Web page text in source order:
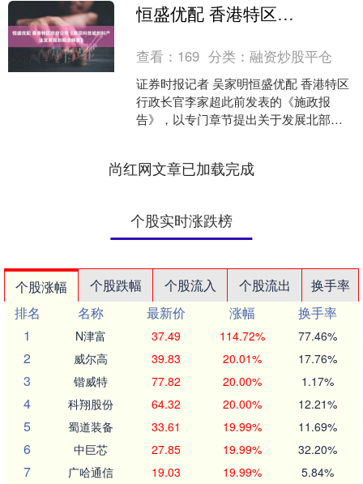
恒盛优配 香港特区政府公布《新田科技城创科产业发展规划概念纲要》
查看： 169 分类：融资炒股平仓
证券时报记者 吴家明恒盛优配 香港特区
行政长官李家超此前发表的《施政报
告》，以专门章节提出关于发展北部都
尚红网文章已加载完成
个股实时涨跌榜
个股涨幅 个股跌幅 个股流入 个股流出
换手率
排名
名称 最新价 涨幅
换手率
1
N津富 37.49 114.72% 77.46%
2 威尔高 39.83 20.01% 17.76%
3 锴威特 77.82 20.00% 1.17%
4 科翔股份 64.32 20.00% 12.21%
5 蜀道装备 33.61 19.99% 11.69%
6 中巨芯 27.85 19.99% 32.20%
7 广哈通信 19.03 19.99% 5.84%